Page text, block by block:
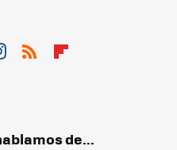
de...